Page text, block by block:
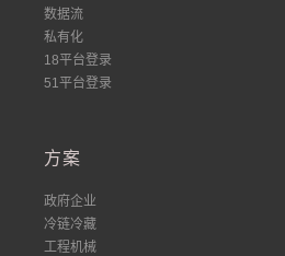
数据流
私有化
18平台登录
51平台登录
方案
政府企业
冷链冷藏
工程机械